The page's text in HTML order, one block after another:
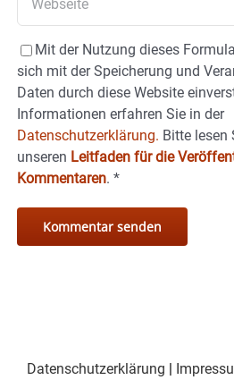
Mit der Nutzung dieses
sich mit der Speicherung und
Daten durch diese Website
Informationen erfahren Sie in der
Datenschutzerklärung. Bitte lesen
unseren Leitfaden für die
Kommentaren. *
Datenschutzerklärung